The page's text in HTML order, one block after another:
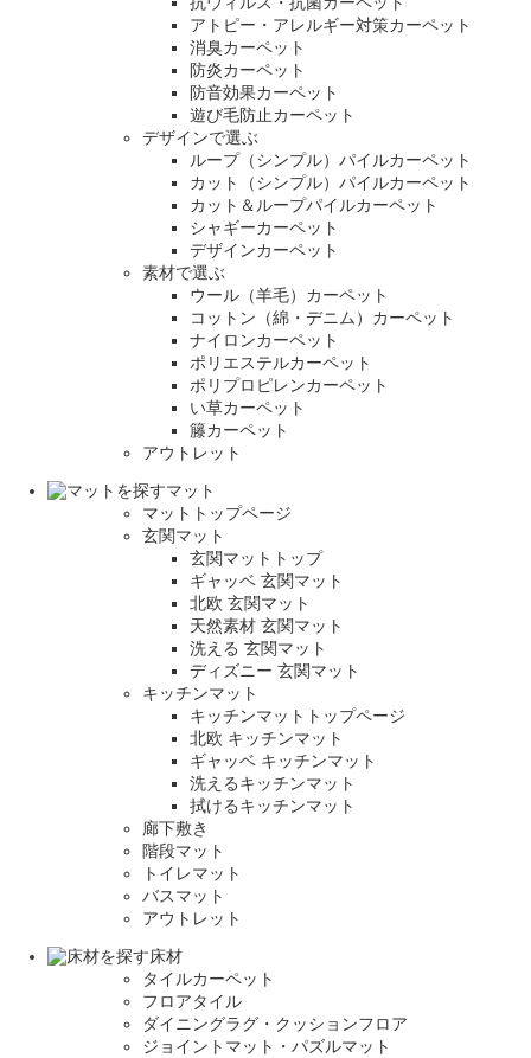
アトピー・アレルギー対策カーペット
消臭カーペット
防炎カーペット
防音効果カーペット
遊び毛防止カーペット
デザインで選ぶ
ループ（シンプル）パイルカーペット
カット（シンプル）パイルカーペット
カット＆ループパイルカーペット
シャギーカーペット
デザインカーペット
素材で選ぶ
ウール（羊毛）カーペット
コットン（綿・デニム）カーペット
ナイロンカーペット
ポリエステルカーペット
ポリプロピレンカーペット
い草カーペット
籐カーペット
アウトレット
マット
マットトップページ
玄関マット
玄関マットトップ
ギャッベ 玄関マット
北欧 玄関マット
天然素材 玄関マット
洗える 玄関マット
ディズニー 玄関マット
キッチンマット
キッチンマットトップページ
北欧 キッチンマット
ギャッベ キッチンマット
洗えるキッチンマット
拭けるキッチンマット
廊下敷き
階段マット
トイレマット
バスマット
アウトレット
床材
タイルカーペット
フロアタイル
ダイニングラグ・クッションフロア
ジョイントマット・パズルマット